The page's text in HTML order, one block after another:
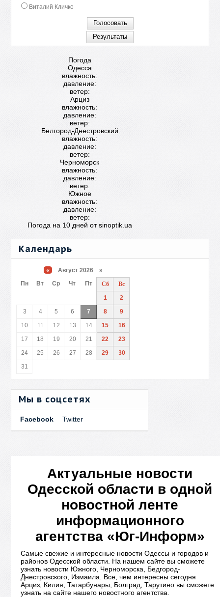
Виталий Кличко
Погода
Одесса
влажность:
давление:
ветер:
Арциз
влажность:
давление:
ветер:
Белгород-Днестровский
влажность:
давление:
ветер:
Черноморск
влажность:
давление:
ветер:
Южное
влажность:
давление:
ветер:
Погода на 10 дней отsinoptik.ua
Календарь
« Август 2026 »
Пн
Вт Ср Чт Пт Сб
Вс
1
2
3
4 5 6 7 8
9
10
11 12 13 14 15
16
17
18 19 20 21 22
23
24
25 26 27 28 29
30
31
Мы в соцсетях
Facebook Twitter
Актуальные новости
Одесской области в одной
новостной ленте
информационного
агентства «Юг-Информ»
Самые свежие и интересные новости Одессы и городов и
районов Одесской области. На нашем сайте вы сможете
узнать новости Южного, Черноморска, Бедгород-
Днестровского, Измаила. Все, чем интересны сегодня
Арциз, Килия, Татарбунары, Болград, Тарутино вы сможете
узнать на сайте нашего новостного агентства.